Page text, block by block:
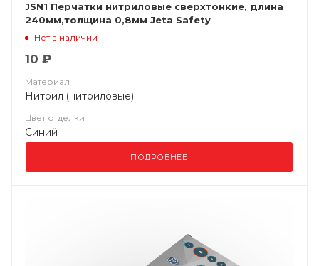
JSN1 Перчатки нитриловые сверхтонкие, длина
240мм,толщина 0,8мм Jeta Safety
Нет в наличии
10 ₽
Материал
Нитрил (нитриловые)
Цвет отделки
Синий
ПОДРОБНЕЕ